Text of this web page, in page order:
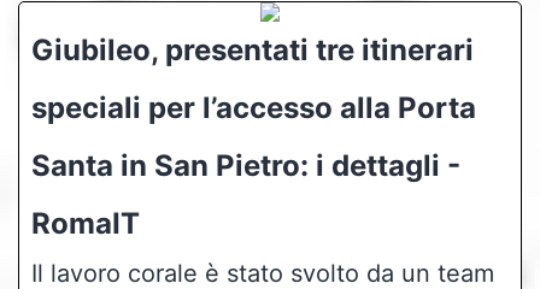
Giubileo, presentati tre itinerari
speciali per l’accesso alla Porta
Santa in San Pietro: i dettagli -
RomaIT
Il lavoro corale è stato svolto da un team